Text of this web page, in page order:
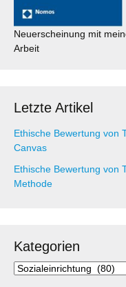
Neuerscheinung mit
Arbeit
Letzte Artikel
Ethische Bewertung von
Canvas
Ethische Bewertung von
Methode
Kategorien
Kategorien